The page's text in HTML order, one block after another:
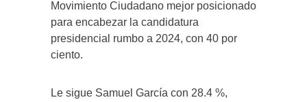
Movimiento Ciudadano mejor posicionado
para encabezar la candidatura
presidencial rumbo a 2024, con 40 por
ciento.
Le sigue Samuel García con 28.4 %,